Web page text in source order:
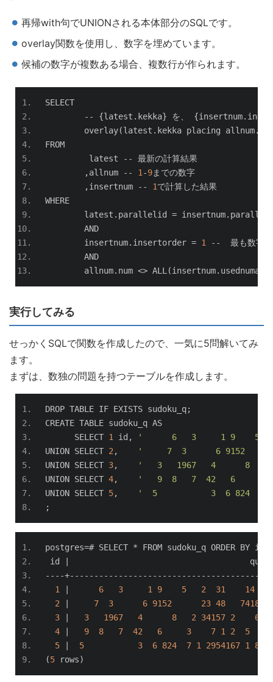
再帰with句でUNIONされる本体部分のSQLです。
overlay関数を使用し、数字を埋めています。
候補の数字が複数ある場合、複数行が作られます。
SELECT
--
{latest . kekka} を、 {insertnum.
	overlay
(latest . kekka placing allnum.
FROM
	 latest
--
最新の計算結果
,allnum -- 1 -9までの数字
,insertnum -- 1で計算した結果
WHERE
	latest
. parallelid = insertnum.
	AND
	insertnum
. insertorder = 1 --
最も数字
	AND
	allnum
. num <> ALL (insertnum.
実行してみる
せっかくSQLで関数を作成したので、一気に5問解いてみ
ます。
まずは、数独の問題を持つテーブルを作成します。
DROP TABLE IF EXISTS sudoku_q;
CREATE TABLE sudoku_q AS
      SELECT
1 id ,
'      6   3     1 9    5   2
UNION SELECT 2 ,
'     7  3      6 9152      23
UNION SELECT 3,
'   3   1967   4      8   2
UNION SELECT 4,
'   9  8   7  42   6     3    7
UNION SELECT 5,
'  5           3  6 824  7 1
;
postgres=# SELECT * FROM sudoku_q ORDER BY id
id
----
1
6 3 1 9 5 2 31 14
2
7 3 6 9152 23 48 7418
3
3 1967 4 8 2 34157 2
4
9 8 7 42 6 3 7 1 2 5
5
5 3 6 824 7 1 2954167 1 86
(5 rows)